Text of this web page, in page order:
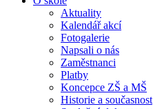
Aktuality
Kalendář akcí
Fotogalerie
Napsali o nás
Zaměstnanci
Platby
Koncepce ZŠ a MŠ
Historie a současnost